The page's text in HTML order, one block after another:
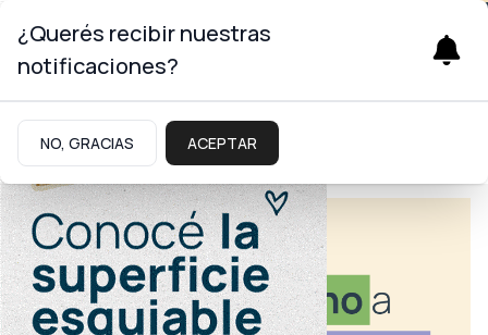
¿Querés recibir nuestras
notificaciones?
NO, GRACIAS ACEPTAR